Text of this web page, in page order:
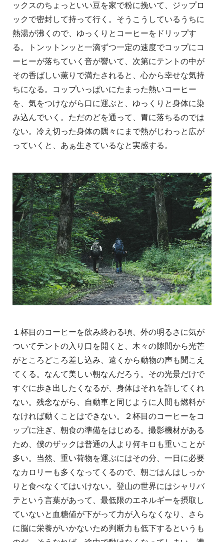
ックスのちょっといい豆を家で粉に挽いて、ジップロ
ックで密封して持って行く。そうこうしているうちに
熱湯が沸くので、ゆっくりとコーヒーをドリップす
る。トンットンッと一滴ずつ一定の速度でコップにコ
ーヒーが落ちていく音が響いて、次第にテントの中が
その香ばしい薫りで満たされると、心から幸せな気持
ちになる。コップいっぱいにたまった熱いコーヒー
を、気をつけながら口に運ぶと、ゆっくりと身体に染
み込んでいく。ただのどを通って、胃に落ちるのでは
ない。冷え切った身体の隅々にまで熱がじわっと広が
っていくと、あぁ生きているなと実感する。
１杯目のコーヒーを飲み終わる頃、外の明るさに気が
ついてテントの入り口を開くと、木々の隙間から光芒
がところどころ差し込み、遠くから動物の声も聞こえ
てくる。なんて美しい朝なんだろう。その光景だけで
すぐに歩き出したくなるが、身体はそれを許してくれ
ない。残念ながら、自動車と同じように人間も燃料が
なければ動くことはできない。２杯目のコーヒーをコ
ップに注ぎ、朝食の準備をはじめる。撮影機材がある
ため、僕のザックは普通の人より何キロも重いことが
多い。当然、重い荷物を運ぶにはその分、一日に必要
なカロリーも多くなってくるので、朝ごはんはしっか
りと食べなくてはいけない。登山の世界にはシャリバ
テという言葉があって、最低限のエネルギーを摂取し
ていないと血糖値が下がって力が入らなくなり、さら
に脳に栄養がいかないため判断力も低下するというも